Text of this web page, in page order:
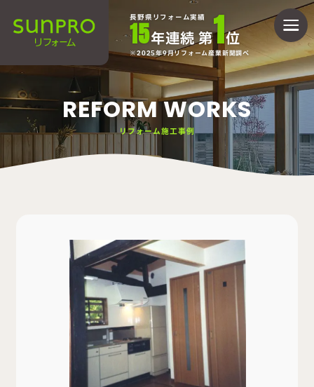
長野県リフォーム実績
15年連続 第1位
2025年9月リフォーム産業新聞調べ
REFORM WORKS
リフォーム施工事例